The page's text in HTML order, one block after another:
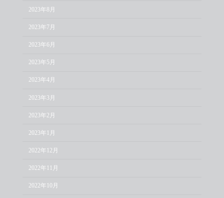
2023年8月
2023年7月
2023年6月
2023年5月
2023年4月
2023年3月
2023年2月
2023年1月
2022年12月
2022年11月
2022年10月